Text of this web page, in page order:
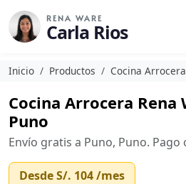
RENA WARE
Carla Rios
Inicio Productos Cocina
Cocina Arrocera Rena
Puno
Envío gratis a Puno, Puno.
DesdeS/. 104/mes